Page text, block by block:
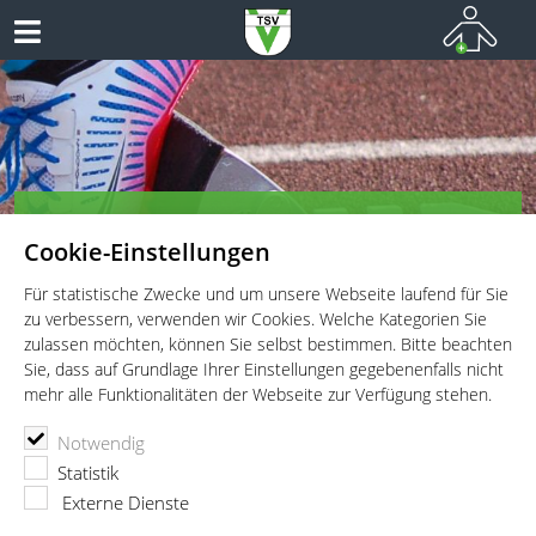
Cookie-Einstellungen
Für statistische Zwecke und um unsere Webseite laufend für Sie
zu verbessern, verwenden wir Cookies. Welche Kategorien Sie
zulassen möchten, können Sie selbst bestimmen. Bitte beachten
Sie, dass auf Grundlage Ihrer Einstellungen gegebenenfalls nicht
mehr alle Funktionalitäten der Webseite zur Verfügung stehen.
Notwendig
Statistik
Externe Dienste
Leichtathletik für Wettkämpfer, Leistungssportler und
Freitzeitathleten
TSV Vaterstetten e.V.
Offenes Schülersportfest mit Kinder-LA
Offenes Schülersportfest mit Kinder-